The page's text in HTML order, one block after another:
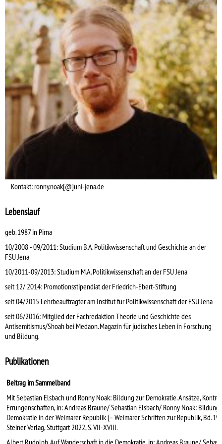
Kontakt: ronny.noak[@]uni-jena.de
Lebenslauf
geb. 1987 in Pirna
10/2008 - 09/2011: Studium B.A. Politikwissenschaft und Geschichte an der
FSU Jena
10/2011-09/2013: Studium M.A. Politikwissenschaft an der FSU Jena
seit 12/ 2014: Promotionsstipendiat der Friedrich-Ebert-Stiftung
seit 04/2015 Lehrbeauftragter am Institut für Politikwissenschaft der FSU Jena
seit 06/2016: Mitglied der Fachredaktion Theorie und Geschichte des
Antisemitismus/Shoah bei Medaon. Magazin für jüdisches Leben in Forschung
und Bildung.
Publikationen
Beitrag im Sammelband
Mit Sebastian Elsbach und Ronny Noak: Bildung zur Demokratie. Ansätze,
Errungenschaften,in: Andreas Braune/Sebastian Elsbach/ Ronny Noak: Bildung
Demokratie in der Weimarer Republik (= Weimarer Schriften zur Republik, Bd.
Steiner Verlag, Stuttgart 2022, S. VII-XVIII.